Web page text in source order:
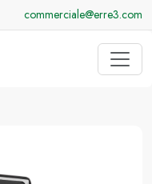
commerciale@erre3.com